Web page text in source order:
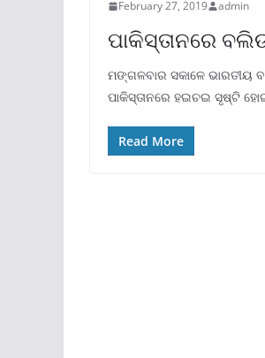
February 27, 2019 admin
ପାକିସ୍ତାନରେ
ମଙ୍ଗଳବାର ସକାଳେ ଭାରତୀୟ
ପାକିସ୍ତାନରେ ହଇଚଇ ସୃଷ୍ଟି
Read More